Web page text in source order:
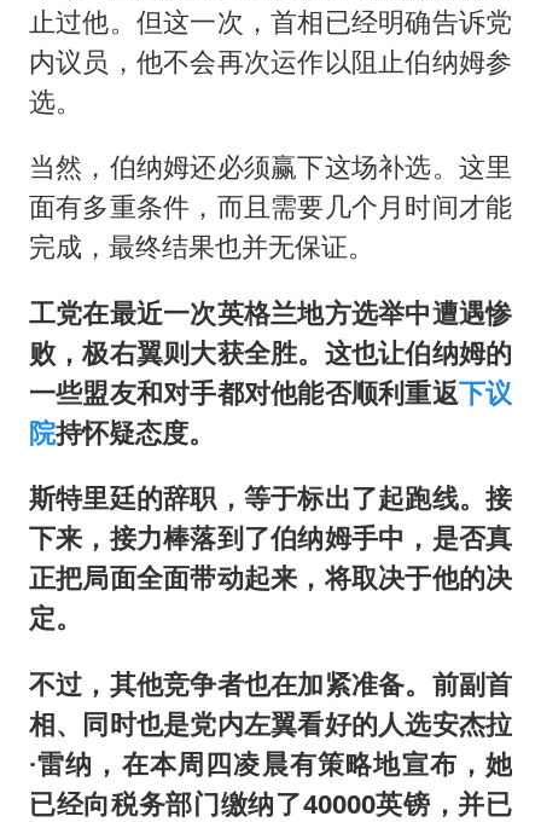
止过他。但这一次，首相已经明确告诉党
内议员，他不会再次运作以阻止伯纳姆参
选。
当然，伯纳姆还必须赢下这场补选。这里
面有多重条件，而且需要几个月时间才能
完成，最终结果也并无保证。
工党在最近一次英格兰地方选举中遭遇惨
败，极右翼则大获全胜。这也让伯纳姆的
一些盟友和对手都对他能否顺利重返下议
院持怀疑态度。
斯特里廷的辞职，等于标出了起跑线。接
下来，接力棒落到了伯纳姆手中，是否真
正把局面全面带动起来，将取决于他的决
定。
不过，其他竞争者也在加紧准备。前副首
相、同时也是党内左翼看好的人选安杰拉
·雷纳，在本周四凌晨有策略地宣布，她
已经向税务部门缴纳了40000英镑，并已